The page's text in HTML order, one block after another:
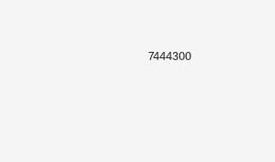
7444300